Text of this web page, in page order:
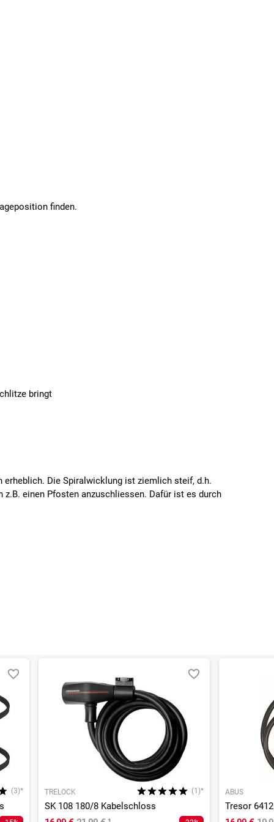
finden.
bringt
Die Spiralwicklung ist ziemlich steif, d.h.
einen Pfosten anzuschliessen. Dafür ist es durch
(3)* TRELOCK (1)*
SK 108 180/8 Kabelschloss
ABUS
Tresor